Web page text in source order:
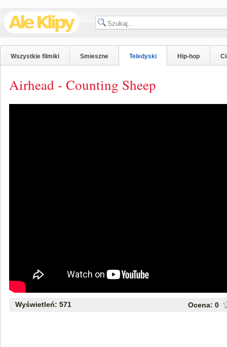
Wszystkie filmiki Smieszne Teledyski Hip-hop
Airhead - Counting Sheep
Wyświetleń: 571 Ocena: 0